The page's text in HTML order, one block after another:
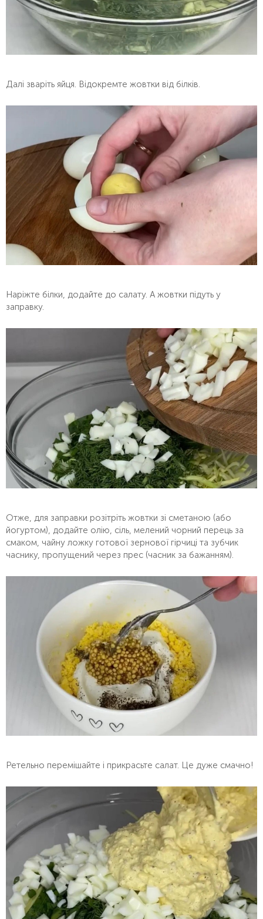
Далі зваріть яйця. Відокремте жовтки від білків.
Наріжте білки, додайте до салату. А жовтки підуть у
заправку.
Отже, для заправки розітріть жовтки зі сметаною (або
йогуртом), додайте олію, сіль, мелений чорний перець за
смаком, чайну ложку готової зернової гірчиці та зубчик
часнику, пропущений через прес (часник за бажанням).
Ретельно перемішайте і прикрасьте салат. Це дуже смачно!